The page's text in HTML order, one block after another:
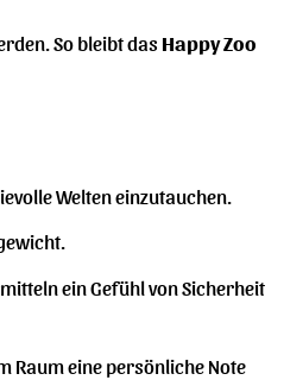
So bleibt das Happy Zoo
Welten einzutauchen.
ein Gefühl von Sicherheit
Raum eine persönliche Note